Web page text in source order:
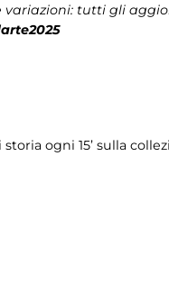
tutti gli
ogni 15’ sulla